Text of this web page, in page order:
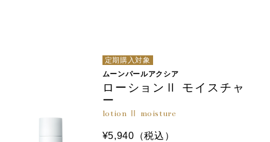
定期購入対象
ムーンパールアクシア
ローションⅡ モイスチャ
ー
lotion Ⅱ moisture
¥5,940（税込）